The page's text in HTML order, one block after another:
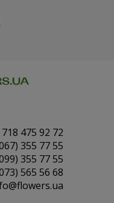
475 92 72
355 77 55
355 77 55
565 56 68